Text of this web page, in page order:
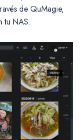
de QuMagie,
tu NAS.